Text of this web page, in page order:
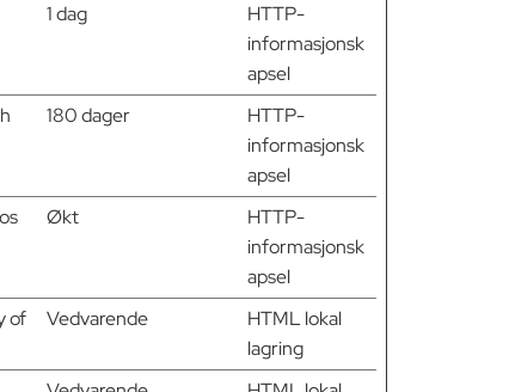
1 dag
HTTP-
informasjonsk
apsel
180 dager
HTTP-
informasjonsk
apsel
Økt
HTTP-
informasjonsk
apsel
of
Vedvarende
HTML lokal
lagring